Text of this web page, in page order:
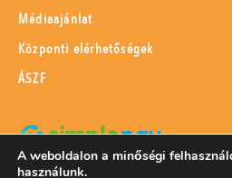
Médiaajánlat
Központi elérhetőségek
ÁSZF
A weboldalon a minőségi
használunk.